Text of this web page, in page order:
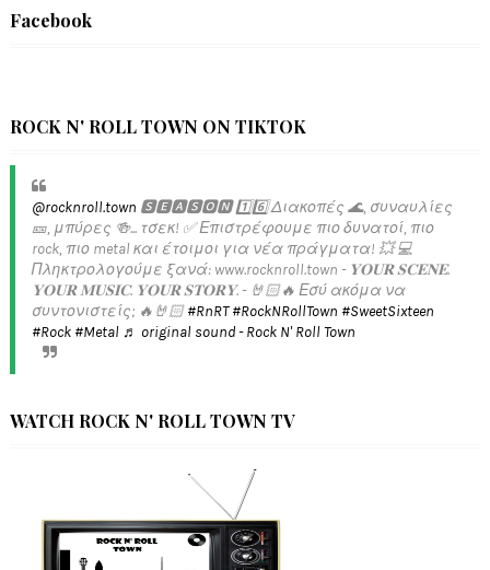
Facebook
ROCK N' ROLL TOWN ON TIKTOK
@rocknroll.town 🆂🅴🅰🆂🅾🅽 1️⃣6️⃣ Διακοπές 🌊, συναυλίες
🎫, μπύρες 🍻... τσεκ! ✅️ Επιστρέφουμε πιο δυνατοί, πιο
rock, πιο metal και έτοιμοι για νέα πράγματα! 💥 💻
Πληκτρολογούμε ξανά: www.rocknroll.town - 𝐘𝐎𝐔𝐑 𝐒𝐂𝐄𝐍𝐄.
𝐘𝐎𝐔𝐑 𝐌𝐔𝐒𝐈𝐂. 𝐘𝐎𝐔𝐑 𝐒𝐓𝐎𝐑𝐘. - 🤘🏻🔥 Εσύ ακόμα να
συντονιστείς; 🔥🤘🏻#RnRT #RockNRollTown #SweetSixteen
#Rock #Metal ♬ original sound - Rock N' Roll Town
WATCH ROCK N' ROLL TOWN TV